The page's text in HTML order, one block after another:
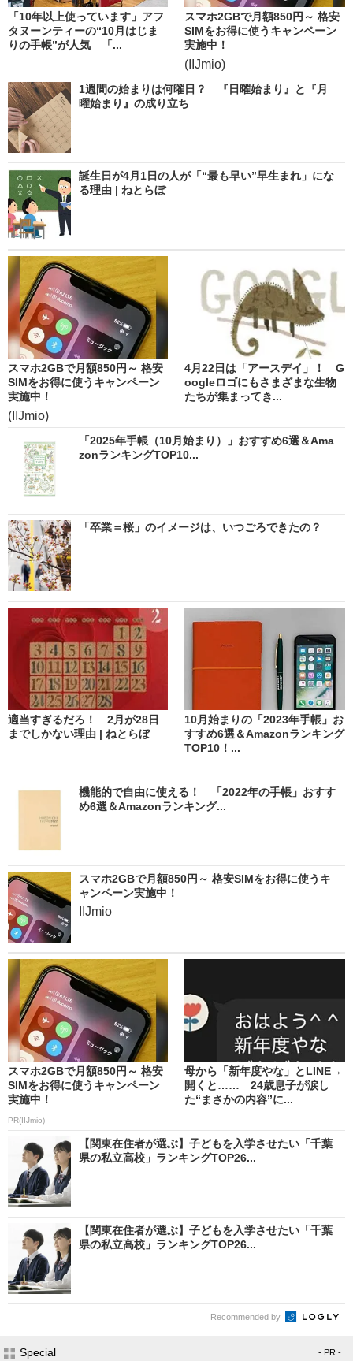
「10年以上使っています」アフ
タヌーンティーの“10月はじま
りの手帳”が人気 「...
スマホ2GBで月額850円～ 格安
SIMをお得に使うキャンペーン
実施中！
(IIJmio)
1週間の始まりは何曜日？ 『日曜始まり』と『月
曜始まり』の成り立ち
誕生日が4月1日の人が「“最も早い”早生まれ」にな
る理由 | ねとらぼ
スマホ2GBで月額850円～ 格安
SIMをお得に使うキャンペーン
実施中！
(IIJmio)
4月22日は「アースデイ」！ G
oogleロゴにもさまざまな生物
たちが集まってき...
「2025年手帳（10月始まり）」おすすめ6選＆Ama
zonランキングTOP10...
「卒業＝桜」のイメージは、いつごろできたの？
適当すぎるだろ！ 2月が28日
までしかない理由 | ねとらぼ
10月始まりの「2023年手帳」お
すすめ6選＆Amazonランキング
TOP10！...
機能的で自由に使える！ 「2022年の手帳」おすす
め6選＆Amazonランキング...
スマホ2GBで月額850円～ 格安SIMをお得に使うキ
ャンペーン実施中！
IIJmio
スマホ2GBで月額850円～ 格安
SIMをお得に使うキャンペーン
実施中！
PR(IIJmio)
母から「新年度やな」とLINE→
開くと…… 24歳息子が涙し
た“まさかの内容”に...
【関東在住者が選ぶ】子どもを入学させたい「千葉
県の私立高校」ランキングTOP26...
【関東在住者が選ぶ】子どもを入学させたい「千葉
県の私立高校」ランキングTOP26...
Recommended by
Special - PR -